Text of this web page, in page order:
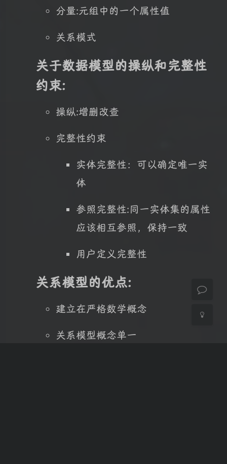
分量:元组中的一个属性值
关系模式
关于数据模型的操纵和完整性
约束:
操纵:增删改查
完整性约束
实体完整性：可以确定唯一实
体
参照完整性:同一实体集的属性
应该相互参照，保持一致
用户定义完整性
关系模型的优点:
建立在严格数学概念
关系模型概念单一